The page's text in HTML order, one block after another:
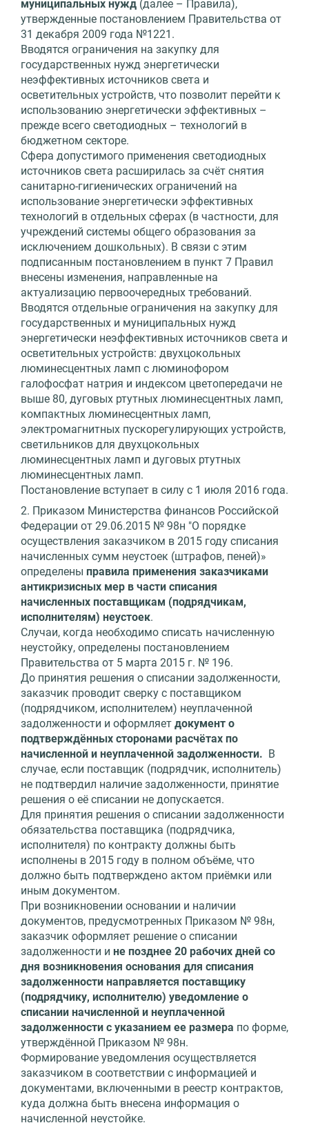
муниципальных нужд (далее – Правила),
утвержденные постановлением Правительства от
31 декабря 2009 года №1221.
Вводятся ограничения на закупку для
государственных нужд энергетически
неэффективных источников света и
осветительных устройств, что позволит перейти к
использованию энергетически эффективных –
прежде всего светодиодных – технологий в
бюджетном секторе.
Сфера допустимого применения светодиодных
источников света расширилась за счёт снятия
санитарно-гигиенических ограничений на
использование энергетически эффективных
технологий в отдельных сферах (в частности, для
учреждений системы общего образования за
исключением дошкольных). В связи с этим
подписанным постановлением в пункт 7 Правил
внесены изменения, направленные на
актуализацию первоочередных требований.
Вводятся отдельные ограничения на закупку для
государственных и муниципальных нужд
энергетически неэффективных источников света и
осветительных устройств: двухцокольных
люминесцентных ламп с люминофором
галофосфат натрия и индексом цветопередачи не
выше 80, дуговых ртутных люминесцентных ламп,
компактных люминесцентных ламп,
электромагнитных пускорегулирующих устройств,
светильников для двухцокольных
люминесцентных ламп и дуговых ртутных
люминесцентных ламп.
Постановление вступает в силу с 1 июля 2016 года.
2. Приказом Министерства финансов Российской
Федерации от 29.06.2015 № 98н "О порядке
осуществления заказчиком в 2015 году списания
начисленных сумм неустоек (штрафов, пеней)»
определены правила применения заказчиками
антикризисных мер в части списания
начисленных поставщикам (подрядчикам,
исполнителям) неустоек.
Случаи, когда необходимо списать начисленную
неустойку, определены постановлением
Правительства от 5 марта 2015 г. № 196.
До принятия решения о списании задолженности,
заказчик проводит сверку с поставщиком
(подрядчиком, исполнителем) неуплаченной
задолженности и оформляет документ о
подтверждённых сторонами расчётах по
начисленной и неуплаченной задолженности. В
случае, если поставщик (подрядчик, исполнитель)
не подтвердил наличие задолженности, принятие
решения о её списании не допускается.
Для принятия решения о списании задолженности
обязательства поставщика (подрядчика,
исполнителя) по контракту должны быть
исполнены в 2015 году в полном объёме, что
должно быть подтверждено актом приёмки или
иным документом.
При возникновении основании и наличии
документов, предусмотренных Приказом № 98н,
заказчик оформляет решение о списании
задолженности и не позднее 20 рабочих дней со
дня возникновения основания для списания
задолженности направляется поставщику
(подрядчику, исполнителю) уведомление о
списании начисленной и неуплаченной
задолженности с указанием ее размера по форме,
утверждённой Приказом № 98н.
Формирование уведомления осуществляется
заказчиком в соответствии с информацией и
документами, включенными в реестр контрактов,
куда должна быть внесена информация о
начисленной неустойке.